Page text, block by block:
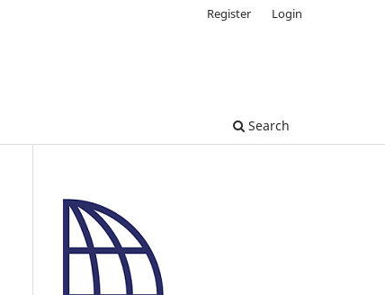
Search
Register Login